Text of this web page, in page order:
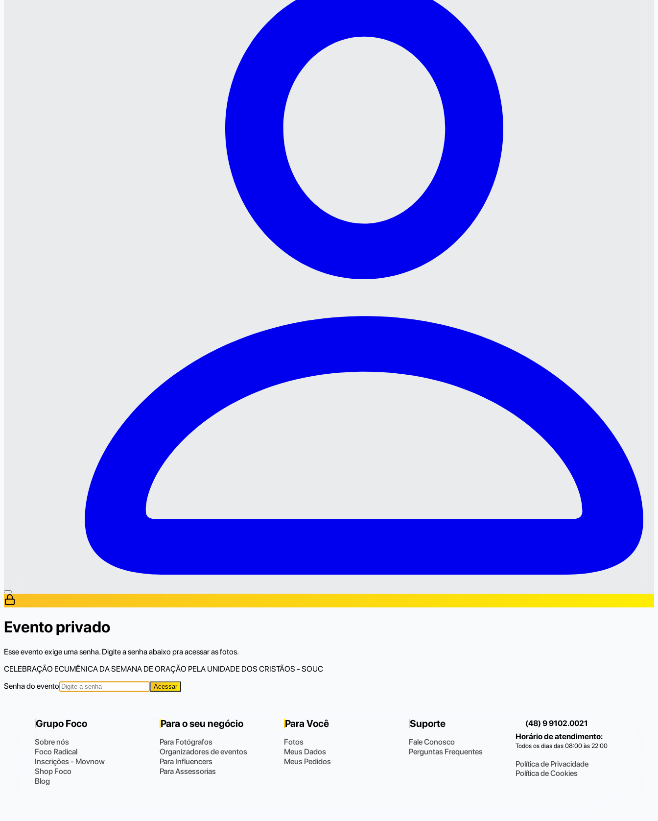
Evento privado
Esse evento exige uma senha. Digite a senha abaixo pra acessar as fotos.
CELEBRAÇÃO ECUMÊNICA DA SEMANA DE ORAÇÃO PELA UNIDADE DOS CRISTÃOS - SOUC
Senha do evento
Acessar
Grupo Foco
Sobre nós
Foco Radical
Inscrições - Movnow
Shop Foco
Blog
Para o seu negócio
Para Fotógrafos
Organizadores de eventos
Para Influencers
Para Assessorias
Para Você
Fotos
Meus Dados
Meus Pedidos
Suporte
Fale Conosco
Perguntas Frequentes
(48) 9 9102.0021
Horário de atendimento:
Todos os dias das 08:00 às 22:00
Política de Privacidade
Política de Cookies